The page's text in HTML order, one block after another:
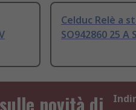
Celduc Relè a
SO942860 25 A
novità di